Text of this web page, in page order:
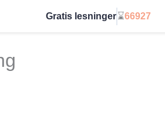
Gratis lesninger ⌛66927